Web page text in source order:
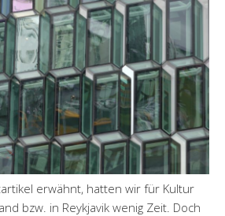
erwähnt, hatten wir für Kultur
bzw. in Reykjavik wenig Zeit. Doch